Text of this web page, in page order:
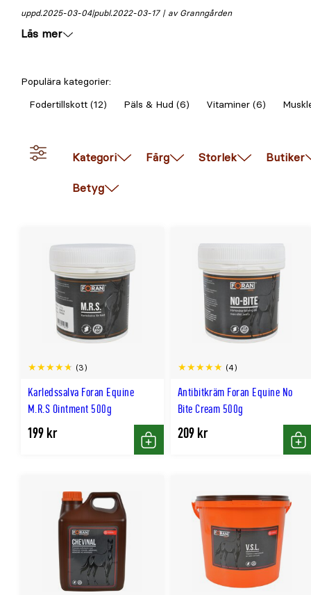
publ.2022-03-17
uppd.2025-03-04 av Granngården
Läs mer
Populära kategorier:
Fodertillskott (12)
Päls & Hud (6) Vitaminer (6)
Kategori Färg Storlek Butiker
Betyg
Karledssalva Foran Equine
M.R.S Ointment 500g
(3)
199 kr
Köp
Antibitkräm Foran Equine No
Bite Cream 500g
(4)
209 kr